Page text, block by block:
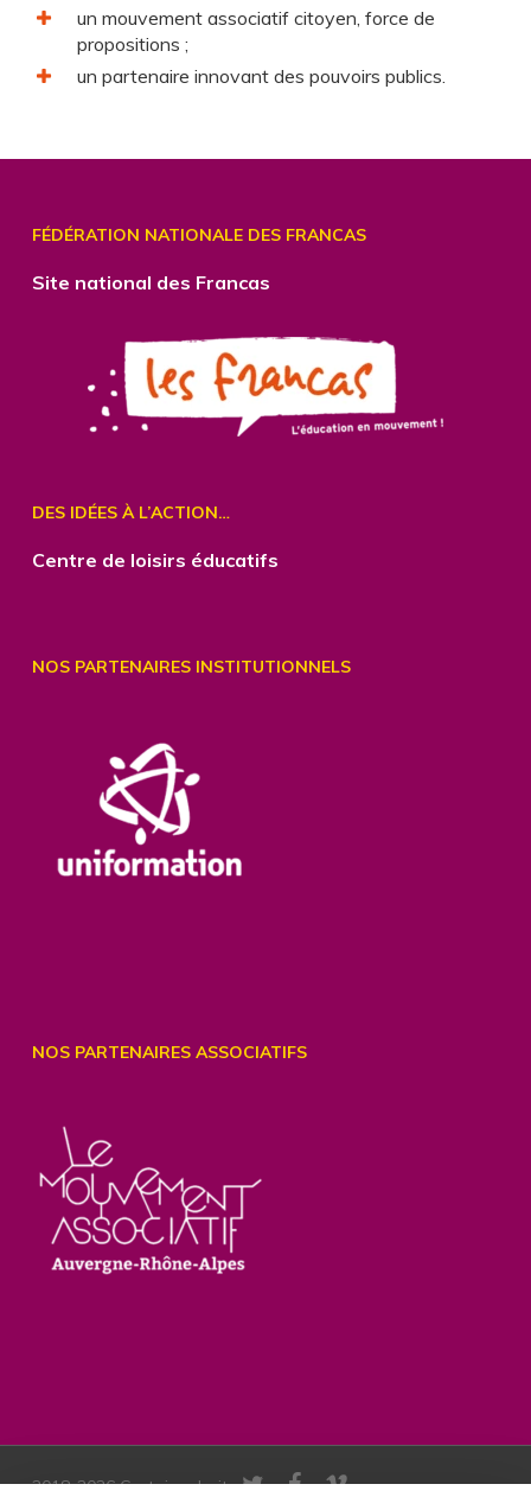
un mouvement associatif citoyen, force de
propositions ;
un partenaire innovant des pouvoirs publics.
FÉDÉRATION NATIONALE DES FRANCAS
Site national des Francas
DES IDÉES À L’ACTION…
Centre de loisirs éducatifs
NOS PARTENAIRES INSTITUTIONNELS
NOS PARTENAIRES ASSOCIATIFS
2018-2026 Certains droits twitterfacebook
vimeo